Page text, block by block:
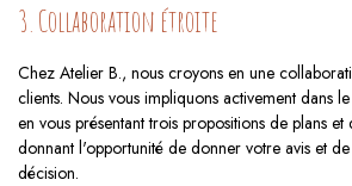
3. Collaboration étroite
Chez Atelier B., nous croyons en une
clients. Nous vous impliquons activement dans
en vous présentant trois propositions de plans et
donnant l'opportunité de donner votre avis et
décision.